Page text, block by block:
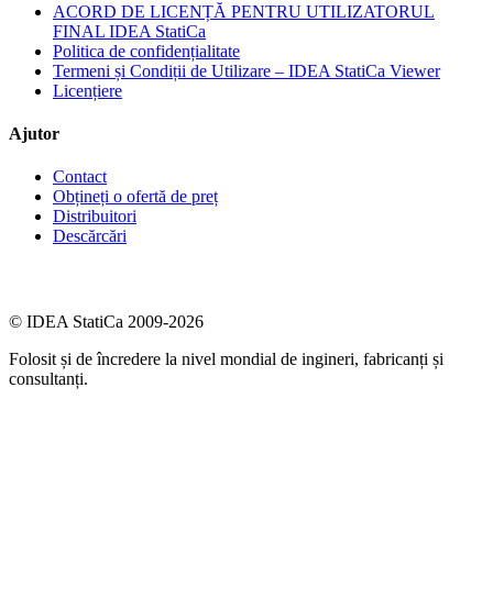
ACORD DE LICENȚĂ PENTRU UTILIZATORUL
FINAL IDEA StatiCa
Politica de confidențialitate
Termeni și Condiții de Utilizare – IDEA StatiCa Viewer
Licențiere
Ajutor
Contact
Obțineți o ofertă de preț
Distribuitori
Descărcări
© IDEA StatiCa 2009-2026
Folosit și de încredere la nivel mondial de ingineri, fabricanți și
consultanți.